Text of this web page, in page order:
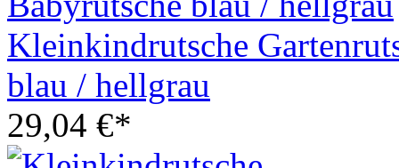
Kleinkindrutsche
blau / hellgrau
29,04 €*